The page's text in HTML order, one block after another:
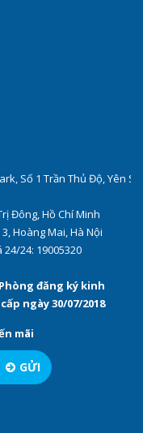
Số 1 Trần Thủ Độ, Yên
Đông, Hồ Chí Minh
Hoàng Mai, Hà Nội
24: 19005320
đăng ký kinh
ngày 30/07/2018
mãi
GỬI